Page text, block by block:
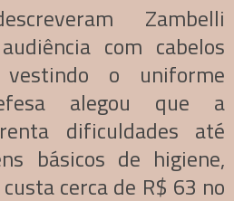
Zambelli
com cabelos
o uniforme
alegou que a
dificuldades até
básicos de higiene,
cerca de R$ 63 no